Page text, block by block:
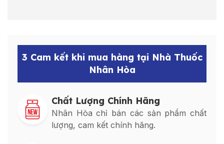
3 Cam kết khi mua hàng tại Nhà Thuốc
Nhân Hòa
Chất Lượng Chính Hãng
Nhân Hòa chỉ bán các sản phẩm chất
lượng, cam kết chính hãng.